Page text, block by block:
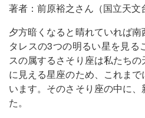
著者：前原裕之さん（国立天文
夕方暗くなると晴れていれば
タレスの3つの明るい星を見る
スの属するさそり座は私たちの
に見える星座のため、これま
います。そのさそり座の中に
た。